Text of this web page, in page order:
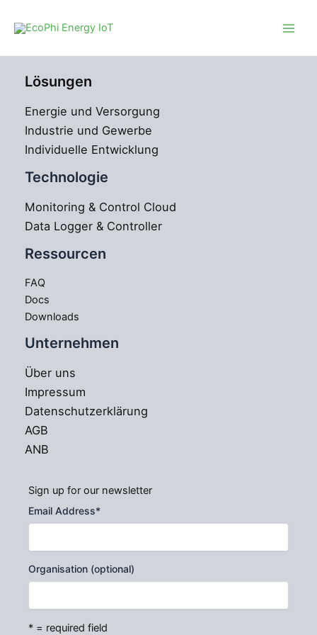
Inhalt
Lösungen
Energie und Versorgung
Industrie und Gewerbe
Individuelle Entwicklung
Technologie
Monitoring & Control Cloud
Data Logger & Controller
Ressourcen
FAQ
Docs
Downloads
Unternehmen
Über uns
Impressum
Datenschutzerklärung
AGB
ANB
Sign up for our newsletter
Email Address*
Organisation (optional)
* = required field